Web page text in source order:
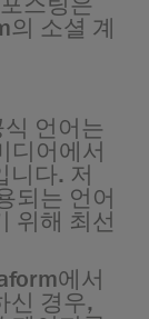
의 소셜 계
언어는
디어에서
니다. 저
되는 언어
위해 최선
에서
신 경우,